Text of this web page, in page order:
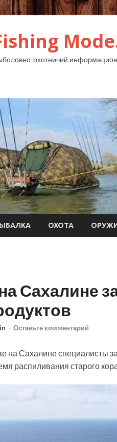
охотничий
ОХОТА
Сахалине
- Оставьте комментарий
на Сахалине специалисты
распиливания старого